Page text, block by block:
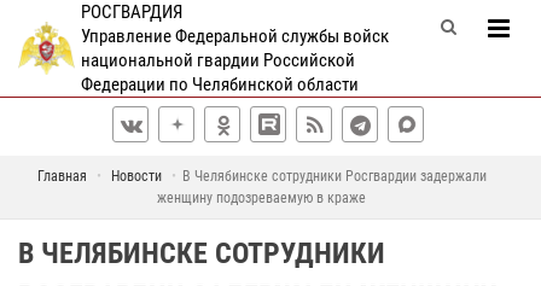
РОСГВАРДИЯ
Управление Федеральной службы войск
национальной гвардии Российской
Федерации по Челябинской области
Главная Новости
В Челябинске сотрудники Росгвардии задержали
женщину подозреваемую в краже
В ЧЕЛЯБИНСКЕ СОТРУДНИКИ